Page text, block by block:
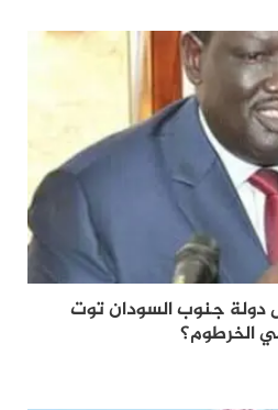
دولة جنوب السودان توت
الخرطوم؟